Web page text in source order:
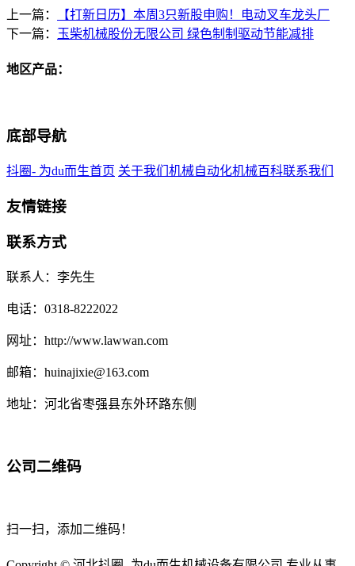
上一篇：
【打新日历】本周3只新股申购！电动叉车龙头厂
下一篇：
玉柴机械股份无限公司 绿色制制驱动节能减排
地区产品：
底部导航
抖圈- 为du而生首页 关于我们 机械自动化机械百科联系我们
友情链接
联系方式
联系人：李先生
电话：0318-8222022
网址：http://www.lawwan.com
邮箱：huinajixie@163.com
地址：河北省枣强县东外环路东侧
公司二维码
扫一扫，添加二维码！